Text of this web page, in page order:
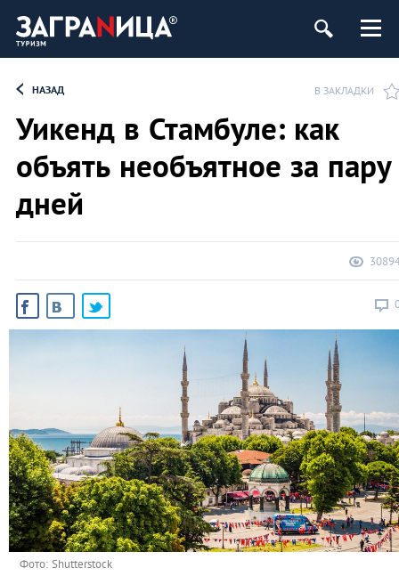
НАЗАД В ЗАКЛАДКИ
Уикенд в Стамбуле: как
объять необъятное за пару
дней
Фото: Shutterstock